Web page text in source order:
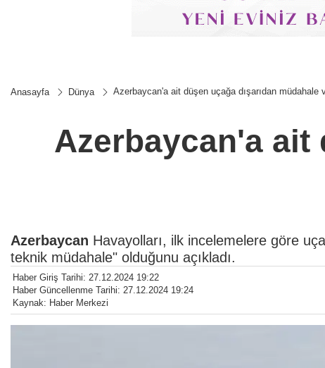
Anasayfa Dünya Azerbaycan'a ait düşen uçağa dışarıdan müdahale
Azerbaycan'a ait
Azerbaycan Havayolları, ilk incelemelere göre
teknik müdahale" olduğunu açıkladı.
Haber Giriş Tarihi: 27.12.2024 19:22
Haber Güncellenme Tarihi: 27.12.2024 19:24
Kaynak: Haber Merkezi